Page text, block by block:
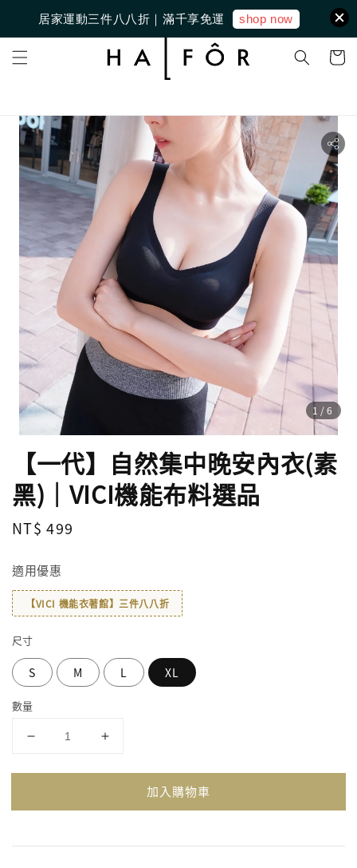
居家運動三件八八折｜滿千享免運 shop now
1 /6
【一代】自然集中晚安內衣(素
黑)｜VICI機能布料選品
Regular
NT$ 499
適用優惠
【VICI 機能衣著館】三件八八折
尺寸
S M L XL
數量
加入購物車